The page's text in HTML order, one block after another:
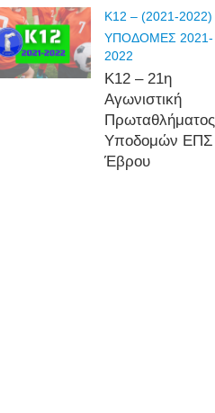
K12 – (2021-2022)
ΥΠΟΔΟΜΕΣ 2021-
2022
Κ12 – 21η
Αγωνιστική
Πρωταθλήματος
Υποδομών ΕΠΣ
Έβρου